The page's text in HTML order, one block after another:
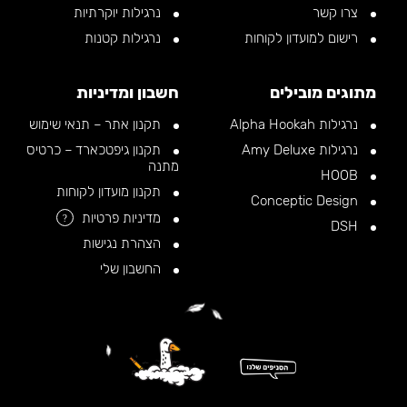
צרו קשר
רישום למועדון לקוחות
נרגילות יוקרתיות
נרגילות קטנות
מתוגים מובילים
נרגילות Alpha Hookah
נרגילות Amy Deluxe
חשבון ומדיניות
תקנון אתר – תנאי שימוש
תקנון גיפטכארד – כרטיס
מתנה
תקנון מועדון לקוחות
מדיניות פרטיות
?
הצהרת נגישות
החשבון שלי